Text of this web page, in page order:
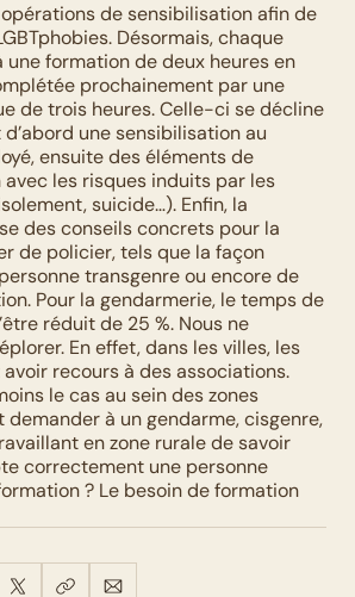
opérations de sensibilisation afin de
Désormais, chaque
une formation de deux heures en
prochainement par une
de trois heures. Celle-ci se décline
une sensibilisation au
ensuite des éléments de
les risques induits par les
suicide…). Enfin, la
des conseils concrets pour la
de policier, tels que la façon
transgenre ou encore de
Pour la gendarmerie, le temps de
réduit de 25 %. Nous ne
En effet, dans les villes, les
recours à des associations.
le cas au sein des zones
demander à un gendarme, cisgenre,
en zone rurale de savoir
correctement une personne
? Le besoin de formation